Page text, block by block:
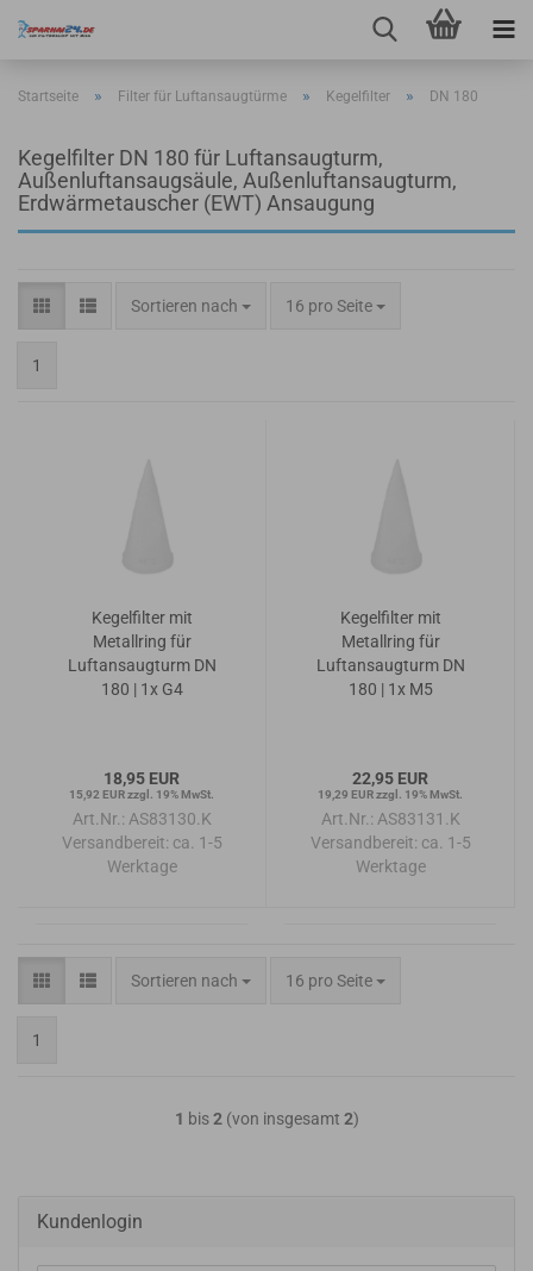
Startseite » Filter für Luftansaugtürme » Kegelfilter » DN 180
Kegelfilter DN 180 für Luftansaugturm,
Außenluftansaugsäule, Außenluftansaugturm,
Erdwärmetauscher (EWT) Ansaugung
Sortieren nach
Sortieren nach 16 pro Seite
pro Seite
1
Kegelfilter mit
Metallring für
Luftansaugturm DN
180 | 1x G4
18,95 EUR
15,92 EUR zzgl. 19% MwSt.
Art.Nr.: AS83130.K
Versandbereit: ca. 1-5
Werktage
Kegelfilter mit
Metallring für
Luftansaugturm DN
180 | 1x M5
22,95 EUR
19,29 EUR zzgl. 19% MwSt.
Art.Nr.: AS83131.K
Versandbereit: ca. 1-5
Werktage
Sortieren nach
Sortieren nach 16 pro Seite
pro Seite
1
1 bis2 (von insgesamt 2)
Kundenlogin